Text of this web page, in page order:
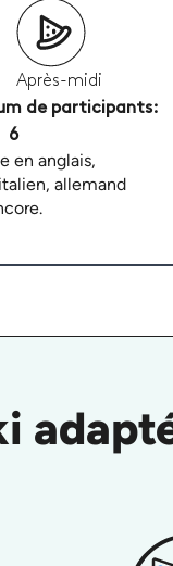
Après-midi
de participants:
6
en anglais,
allemand